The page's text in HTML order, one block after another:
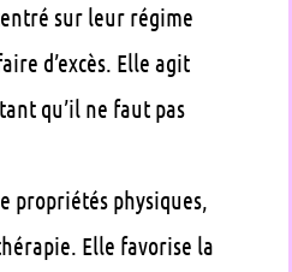
sur leur régime
d’excès. Elle agit
qu’il ne faut pas
propriétés physiques,
Elle favorise la